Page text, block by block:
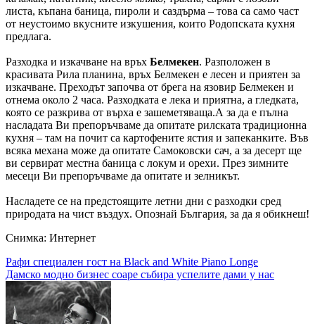
листа, къпана баница, пироли и саздърма – това са само част
от неустоимо вкусните изкушения, които Родопската кухня
предлага.
Разходка и изкачване на връх Белмекен. Разположен в
красивата Рила планина, връх Белмекен е лесен и приятен за
изкачване. Преходът започва от брега на язовир Белмекен и
отнема около 2 часа. Разходката е лека и приятна, а гледката,
която се разкрива от върха е зашеметяваща.А за да е пълна
насладата Ви препоръчваме да опитате рилската традиционна
кухня – там на почит са картофените ястия и запеканките. Във
всяка механа може да опитате Самоковски сач, а за десерт ще
ви сервират местна баница с локум и орехи. През зимните
месеци Ви препоръчваме да опитате и зелникът.
Насладете се на предстоящите летни дни с разходки сред
природата на чист въздух. Опознай България, за да я обикнеш!
Снимка: Интернет
Навигация
Рафи специален гост на Black and White Piano Longe
Дамско модно бизнес соаре събира успелите дами у нас